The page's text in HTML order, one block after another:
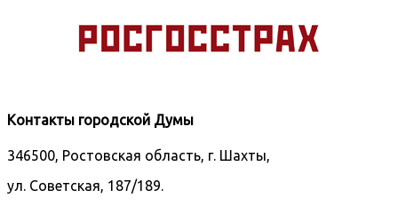
Контакты городской Думы
346500, Ростовская область, г. Шахты,
ул. Советская, 187/189.